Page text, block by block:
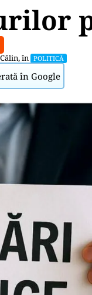
, în POLITICĂ
în Google